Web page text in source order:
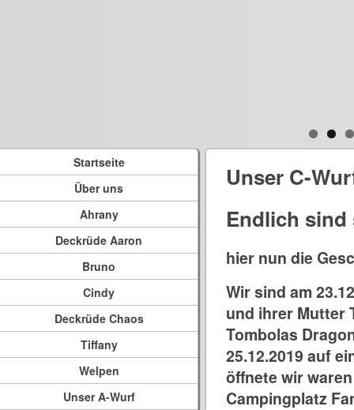
Startseite
Über uns
Ahrany
Deckrüde Aaron
Bruno
Cindy
Deckrüde Chaos
Tiffany
Welpen
Unser A-Wurf
Unser C-
Endlich sind
hier nun die
Wir sind am
und ihrer Mutter
Tombolas
25.12.2019 auf
öffnete wir
Campingplatz